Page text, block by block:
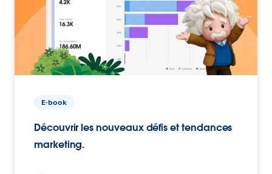
E-book
Découvrir les nouveaux défis et tendances
marketing.